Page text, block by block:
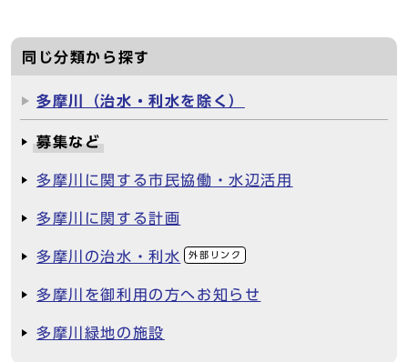
同じ分類から探す
多摩川（治水・利水を除く）
募集など
多摩川に関する市民協働・水辺活用
多摩川に関する計画
多摩川の治水・利水 外部リンク
多摩川を御利用の方へお知らせ
多摩川緑地の施設